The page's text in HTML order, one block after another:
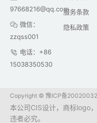
97668216@qq.com
微信：
zzqss001
电话：+86
15038350530
服务条款
隐私政策
Copyright © 豫ICP备
本公司CIS设计，商标logo
违者必究。